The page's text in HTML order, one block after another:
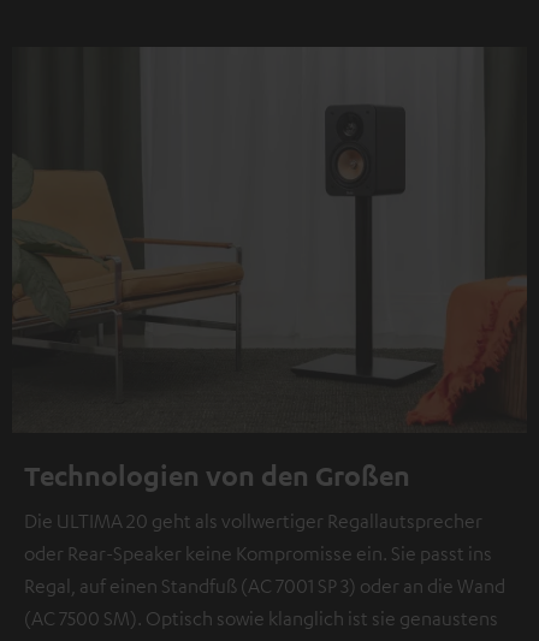
Technologien von den Großen
Die ULTIMA 20 geht als vollwertiger Regallautsprecher
oder Rear-Speaker keine Kompromisse ein. Sie passt ins
Regal, auf einen Standfuß (AC 7001 SP 3) oder an die Wand
(AC 7500 SM). Optisch sowie klanglich ist sie genaustens